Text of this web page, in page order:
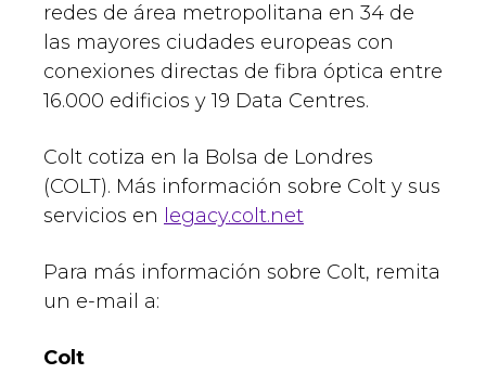
redes de área metropolitana en 34 de
las mayores ciudades europeas con
conexiones directas de fibra óptica entre
16.000 edificios y 19 Data Centres.
Colt cotiza en la Bolsa de Londres
(COLT). Más información sobre Colt y sus
servicios en legacy.colt.net
Para más información sobre Colt, remita
un e-mail a:
Colt